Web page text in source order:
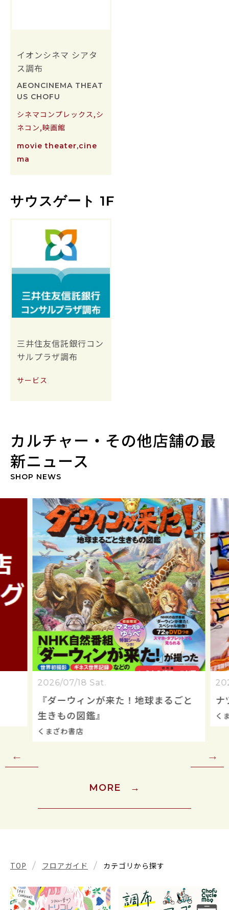
イオンシネマ シアタ
ス調布
AEONCINEMA THEAT
US CHOFU
シネマコンプレックス,シ
ネコン,映画館
movie theater,cine
ma
サウスゲート 1F
三井住友信託銀行コン
サルプラザ調布
サービス
カルチャー・その他店舗の最
新ニュース
SHOP NEWS
2026/07/18 Sat.
『ダーウィンが来た！地球まるごと
生きもの図鑑』
くまざわ書店
ナ
く
MORE →
TOP フロアガイド カテゴリから探す